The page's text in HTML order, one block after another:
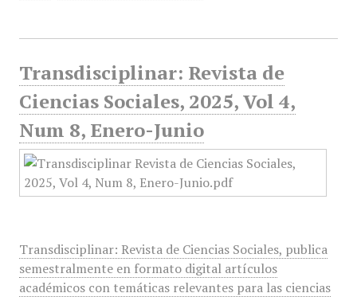
Transdisciplinar: Revista de
Ciencias Sociales, 2025, Vol 4,
Num 8, Enero-Junio
Transdisciplinar: Revista de Ciencias Sociales, publica
semestralmente en formato digital artículos
académicos con temáticas relevantes para las ciencias